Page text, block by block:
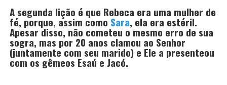
A segunda lição é que Rebeca era uma mulher de
fé, porque, assim como Sara, ela era estéril.
Apesar disso, não cometeu o mesmo erro de sua
sogra, mas por 20 anos clamou ao Senhor
(juntamente com seu marido) e Ele a presenteou
com os gêmeos Esaú e Jacó.